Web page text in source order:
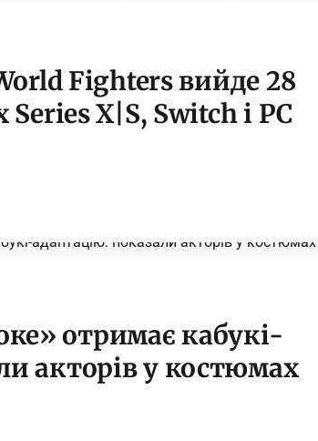
Fighters вийде 28
Series X|S, Switch і PC
отримає кабукі-
акторів у костюмах